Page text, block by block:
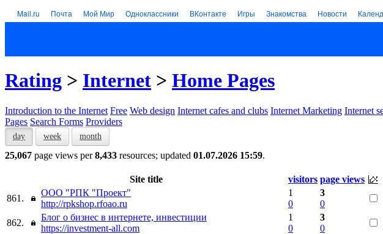
Mail.ru Почта Мой Мир Одноклассники ВКонтакте Игры Знакомства Новости
Rating > Internet > Home Pages
Introduction to the Internet Free Web design Internet cafes and clubs Internet Marketing Internet
Pages Search Forms Providers
day week month
25,067 page views per8,433 resources; updated 01.07.2026 15:59.
Site title visitors page views
861.
ООО "РПК "Проект"
http://rpkshop.rfoao.ru
1
0
3
0
862.
Блог о бизнес в интернете, инвестиции
https://investment-all.com
1
0
3
0